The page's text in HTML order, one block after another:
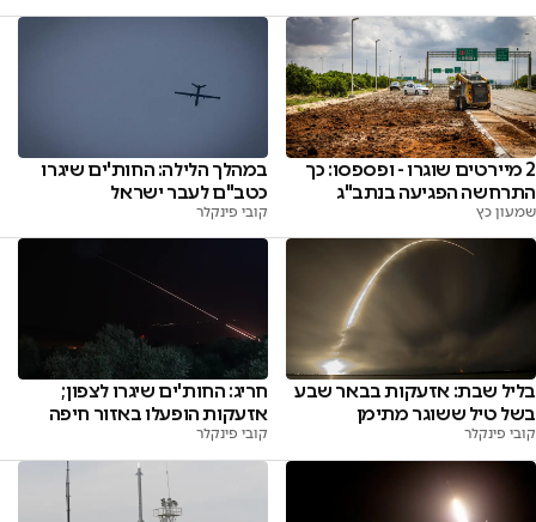
2 מיירטים שוגרו - ופספסו: כך
התרחשה הפגיעה בנתב"ג
שמעון כץ
במהלך הלילה: החות'ים שיגרו
כטב"ם לעבר ישראל
קובי פינקלר
בליל שבת: אזעקות בבאר שבע
בשל טיל ששוגר מתימן
קובי פינקלר
חריג: החות'ים שיגרו לצפון;
אזעקות הופעלו באזור חיפה
קובי פינקלר